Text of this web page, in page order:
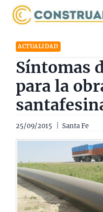
Saltar
ACTUALIDAD
Síntomas
para la
25/09/2015 Santa Fe